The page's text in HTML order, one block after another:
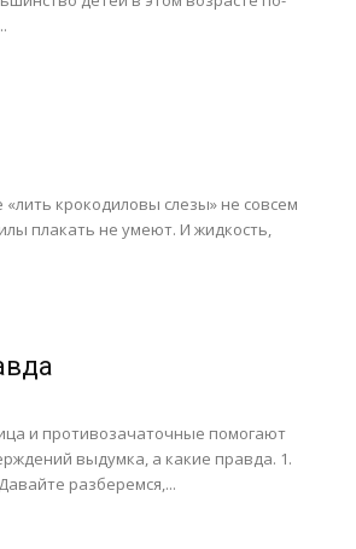
крокодиловы слезы» не совсем
плакать не умеют. И жидкость,
и противозачаточные помогают
выдумка, а какие правда. 1.
разберемся,...